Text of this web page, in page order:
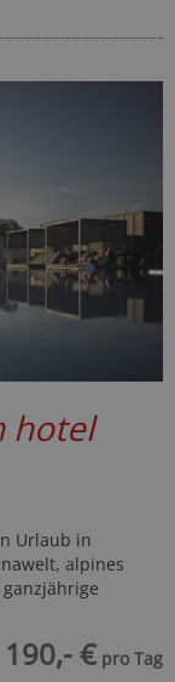
hotel
Urlaub in
alpines
190,- € pro Tag